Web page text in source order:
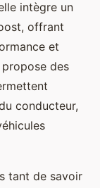
intègre un
offrant
et
des
conducteur,
tant de savoir